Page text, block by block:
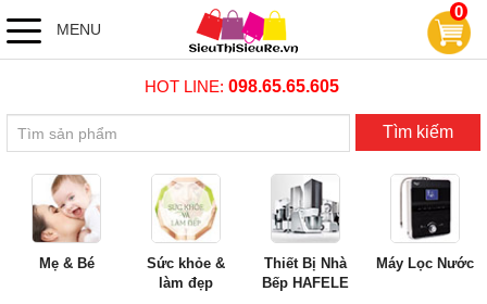
MENU
0
HOT LINE: 098.65.65.605
Tìm kiếm
Mẹ & Bé
Sức khỏe &
làm đẹp
Thiết Bị Nhà
Bếp HAFELE
Máy Lọc Nước